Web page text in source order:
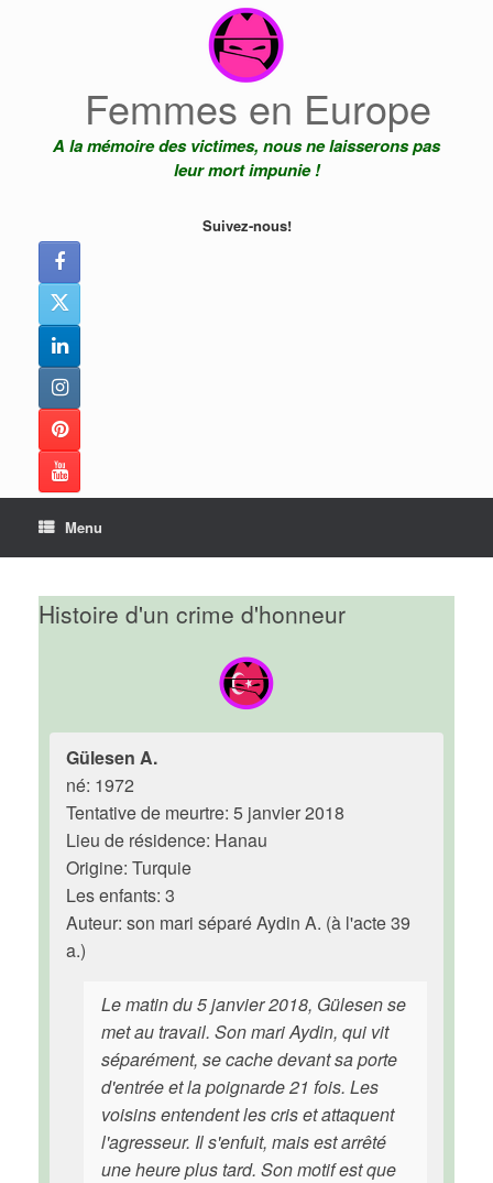
Femmes en Europe
A la mémoire des victimes, nous ne laisserons pas
leur mort impunie !
Suivez-nous!
Menu
Histoire d'un crime d'honneur
Gülesen A.
né: 1972
Tentative de meurtre: 5 janvier 2018
Lieu de résidence: Hanau
Origine: Turquie
Les enfants: 3
Auteur: son mari séparé Aydin A. (à l'acte 39
a.)
Le matin du 5 janvier 2018, Gülesen se
met au travail. Son mari Aydin, qui vit
séparément, se cache devant sa porte
d'entrée et la poignarde 21 fois. Les
voisins entendent les cris et attaquent
l'agresseur. Il s'enfuit, mais est arrêté
une heure plus tard. Son motif est que